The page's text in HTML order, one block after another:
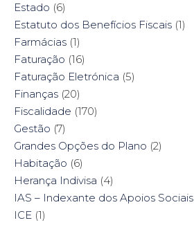
Estado (6)
Estatuto dos Benefícios Fiscais (1)
Farmácias (1)
Faturação (16)
Faturação Eletrónica (5)
Finanças (20)
Fiscalidade (170)
Gestão (7)
Grandes Opções do Plano (2)
Habitação (6)
Herança Indivisa (4)
IAS – Indexante dos Apoios Sociais
ICE (1)